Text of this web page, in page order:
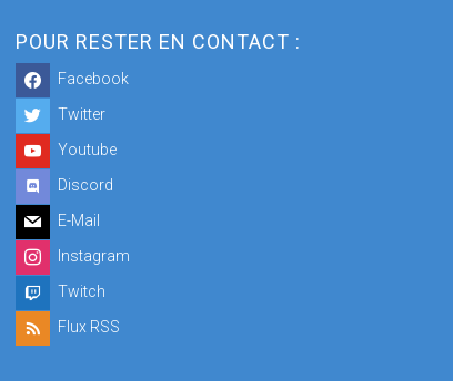
POUR RESTER EN CONTACT :
Facebook
Twitter
Youtube
Discord
E-Mail
Instagram
Twitch
Flux RSS